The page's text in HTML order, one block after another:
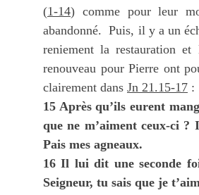
(1-14) comme pour leur
abandonné.  Puis, il y a un
reniement la restauration
renouveau pour Pierre ont
clairement dans Jn 21.15-17 :
15 Après qu’ils eurent
que ne m’aiment ceux-ci
Pais mes agneaux.
16 Il lui dit une seconde
Seigneur, tu sais que je